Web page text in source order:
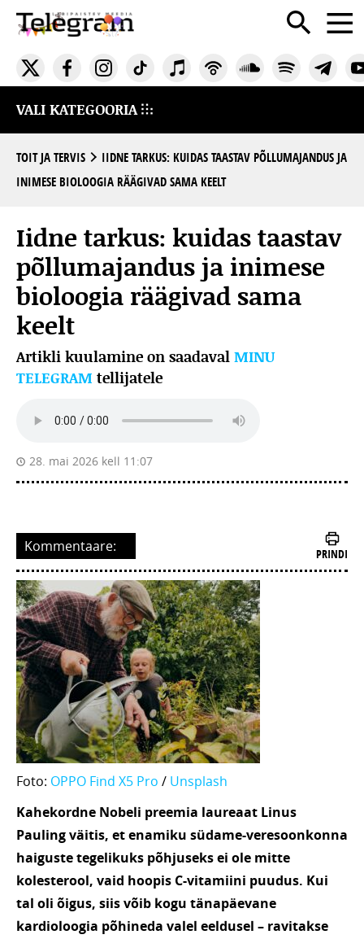
VALI KATEGOORIA
TOIT JA TERVIS
IIDNE TARKUS: KUIDAS TAASTAV PÕLLUMAJANDUS JA
INIMESE BIOLOOGIA RÄÄGIVAD SAMA KEELT
Iidne tarkus: kuidas taastav
põllumajandus ja inimese
bioloogia räägivad sama
keelt
Artikli kuulamine on saadaval MINU
TELEGRAM tellijatele
28. mai 2026 kell 11:07
Kommentaare: PRINDI
Foto: OPPO Find X5 Pro / Unsplash
Kahekordne Nobeli preemia laureaat Linus
Pauling väitis, et enamiku südame-veresoonkonna
haiguste tegelikuks põhjuseks ei ole mitte
kolesterool, vaid hoopis C-vitamiini puudus. Kui
tal oli õigus, siis võib kogu tänapäevane
kardioloogia põhineda valel eeldusel – ravitakse